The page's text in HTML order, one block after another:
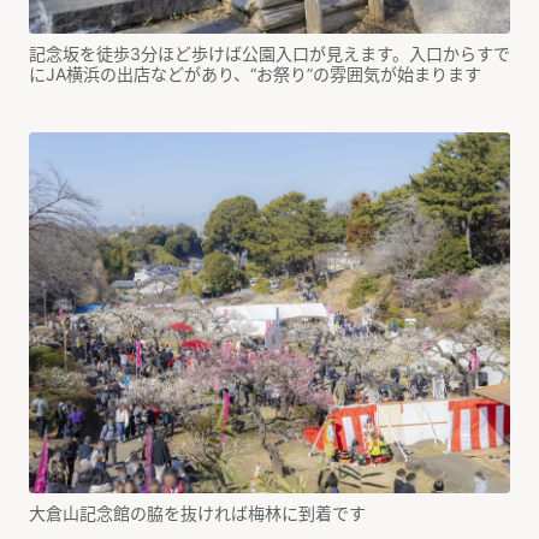
記念坂を徒歩3分ほど歩けば公園入口が見えます。入口からすで
にJA横浜の出店などがあり、“お祭り”の雰囲気が始まります
大倉山記念館の脇を抜ければ梅林に到着です